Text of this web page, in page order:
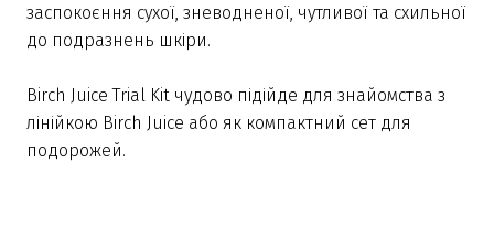
заспокоєння сухої, зневодненої, чутливої та схильної
до подразнень шкіри.
Birch Juice Trial Kit чудово підійде для знайомства з
лінійкою Birch Juice або як компактний сет для
подорожей.